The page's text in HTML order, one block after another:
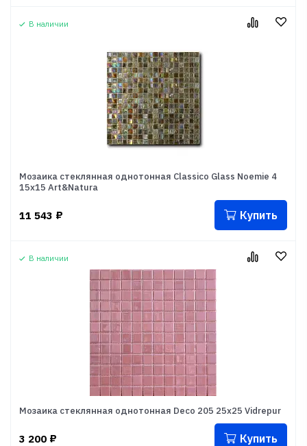
В наличии
Мозаика стеклянная однотонная Classico Glass Noemie 4
15x15 Art&Natura
11 543 ₽ Купить
В наличии
Мозаика стеклянная однотонная Deco 205 25x25 Vidrepur
3 200 ₽ Купить